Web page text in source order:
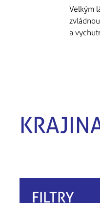
Velkým
a
FILTRY